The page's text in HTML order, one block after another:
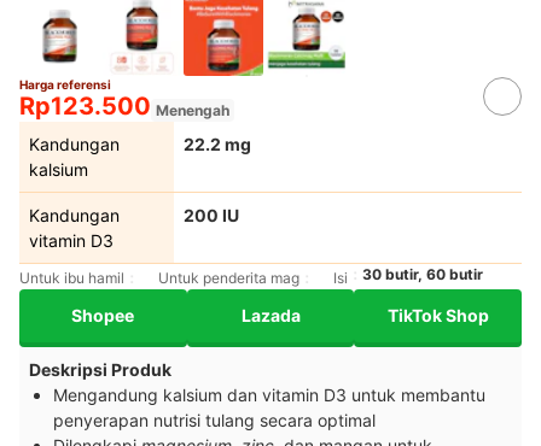
Harga referensi
Rp123.500 Menengah
Kandungan
kalsium
22.2 mg
Kandungan
vitamin D3
200 IU
Untuk ibu hamil Untuk penderita mag Isi 30 butir, 60 butir
Shopee Lazada TikTok Shop
Deskripsi Produk
Mengandung kalsium dan vitamin D3 untuk membantu
penyerapan nutrisi tulang secara optimal